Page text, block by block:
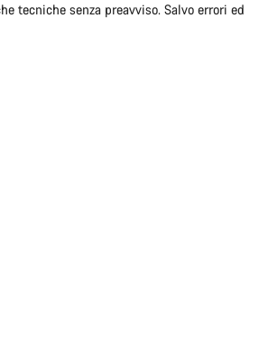
tecniche senza preavviso. Salvo errori ed